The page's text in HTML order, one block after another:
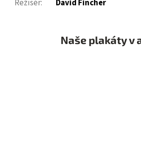
Režisér: David Fincher
Naše plakáty v